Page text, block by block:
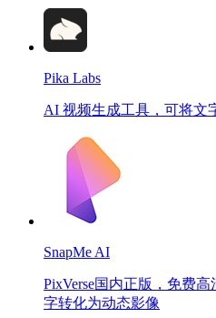
Pika Labs
AI 视频生成工具，可将文
SnapMe AI
PixVerse国内正版，免费
字转化为动态影像